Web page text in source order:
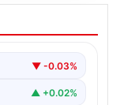
Araçlı
geldi.
▼ -0.03%
▲ +0.02%